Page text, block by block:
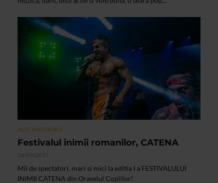
ALTE MATERIALE
Festivalul inimii romanilor, CATENA
26/09/2017
Mii de spectatori, mari si mici la editia I a FESTIVALULUI
INIMII CATENA din Oraselul Copiilor!